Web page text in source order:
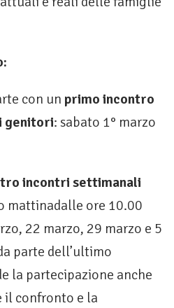
con un primo incontro
genitori: sabato 1° marzo
incontri settimanali
mattinadalle ore 10.00
22 marzo, 29 marzo e 5
parte dell’ultimo
la partecipazione anche
il confronto e la